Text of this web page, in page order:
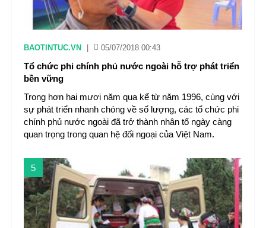
BAOTINTUC.VN 05/07/2018 00:43
Tổ chức phi chính phủ nước ngoài hỗ trợ phát triển
bền vững
Trong hơn hai mươi năm qua kể từ năm 1996, cùng với
sự phát triển nhanh chóng về số lượng, các tổ chức phi
chính phủ nước ngoài đã trở thành nhân tố ngày càng
quan trọng trong quan hệ đối ngoại của Việt Nam.
5